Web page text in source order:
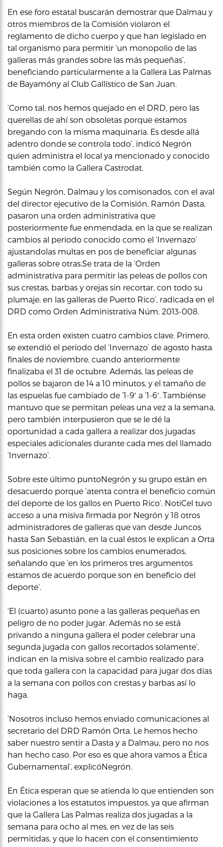
En ese foro estatal buscarán demostrar que Dalmau y
otros miembros de la Comisión violaron el
reglamento de dicho cuerpo y que han legislado en
tal organismo para permitir ‘un monopolio de las
galleras más grandes sobre las más pequeñas’,
beneficiando particularmente a la Gallera Las Palmas
de Bayamóny al Club Gallístico de San Juan.
‘Como tal, nos hemos quejado en el DRD, pero las
querellas de ahí son obsoletas porque estamos
bregando con la misma maquinaria. Es desde allá
adentro donde se controla todo’, indicó Negrón
quien administra el local ya mencionado y conocido
también como la Gallera Castrodat.
Según Negrón, Dalmau y los comisonados, con el aval
del director ejecutivo de la Comisión, Ramón Dasta,
pasaron una orden administrativa que
posteriormente fue enmendada, en la que se realizan
cambios al periodo conocido como el ‘Invernazo’
ajustandolas multas en pos de beneficiar algunas
galleras sobre otras.Se trata de la ‘Orden
administrativa para permitir las peleas de pollos con
sus crestas, barbas y orejas sin recortar, con todo su
plumaje, en las galleras de Puerto Rico’, radicada en el
DRD como Orden Administrativa Núm. 2013-008.
En esta orden existen cuatro cambios clave. Primero,
se extendió el período del ‘Invernazo’ de agosto hasta
finales de noviembre, cuando anteriormente
finalizaba el 31 de octubre. Además, las peleas de
pollos se bajaron de 14 a 10 minutos, y el tamaño de
las espuelas fue cambiado de ‘1-9′ a ‘1-6′. Tambiénse
mantuvo que se permitan peleas una vez a la semana,
pero también interpusieron que se le dé la
oportunidad a cada gallera a realizar dos jugadas
especiales adicionales durante cada mes del llamado
‘Invernazo’.
Sobre este último puntoNegrón y su grupo están en
desacuerdo porque ‘atenta contra el beneficio común
del deporte de los gallos en Puerto Rico’. NotiCel tuvo
acceso a una misiva firmada por Negrón y 18 otros
administradores de galleras que van desde Juncos
hasta San Sebastián, en la cual éstos le explican a Orta
sus posiciones sobre los cambios enumerados,
señalando que ‘en los primeros tres argumentos
estamos de acuerdo porque son en beneficio del
deporte’.
‘El (cuarto) asunto pone a las galleras pequeñas en
peligro de no poder jugar. Además no se está
privando a ninguna gallera el poder celebrar una
segunda jugada con gallos recortados solamente’,
indican en la misiva sobre el cambio realizado para
que toda gallera con la capacidad para jugar dos días
a la semana con pollos con crestas y barbas así lo
haga.
‘Nosotros incluso hemos enviado comunicaciones al
secretario del DRD Ramón Orta. Le hemos hecho
saber nuestro sentir a Dasta y a Dalmau, pero no nos
han hecho caso. Por eso es que ahora vamos a Ética
Gubernamental’, explicóNegrón.
En Ética esperan que se atienda lo que entienden son
violaciones a los estatutos impuestos, ya que afirman
que la Gallera Las Palmas realiza dos jugadas a la
semana para ocho al mes, en vez de las seis
permitidas, y que lo hacen con el consentimiento